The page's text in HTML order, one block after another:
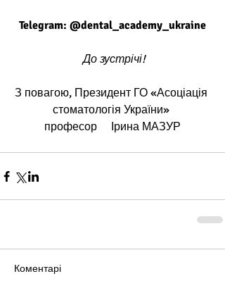
Telegram: @dental_academy_ukraine
До зустрічі!
З повагою, Президент ГО «Асоціація
стоматологія України»
професор     Ірина МАЗУР
Коментарі